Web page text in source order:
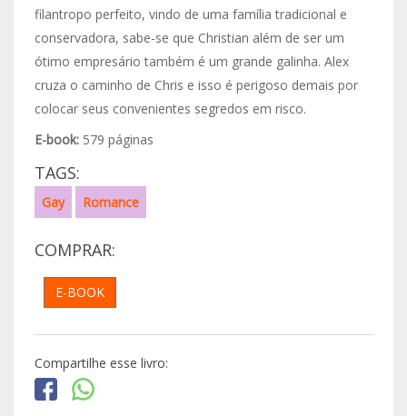
filantropo perfeito, vindo de uma família tradicional e
conservadora, sabe-se que Christian além de ser um
ótimo empresário também é um grande galinha. Alex
cruza o caminho de Chris e isso é perigoso demais por
colocar seus convenientes segredos em risco.
E-book:579 páginas
TAGS:
Gay Romance
COMPRAR:
E-BOOK
Compartilhe esse livro: